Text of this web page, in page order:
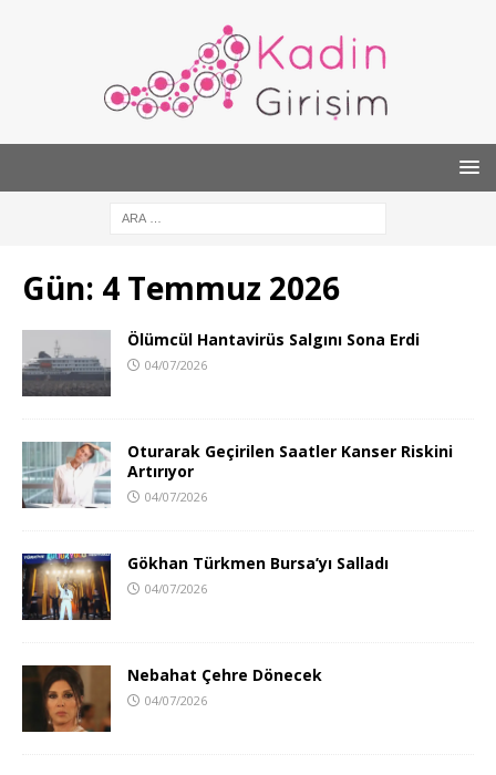
Gün: 4 Temmuz 2026
Ölümcül Hantavirüs Salgını Sona Erdi
04/07/2026
Oturarak Geçirilen Saatler Kanser Riskini
Artırıyor
04/07/2026
Gökhan Türkmen Bursa’yı Salladı
04/07/2026
Nebahat Çehre Dönecek
04/07/2026